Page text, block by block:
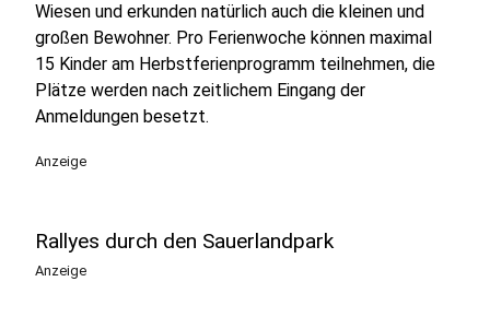
Wiesen und erkunden natürlich auch die kleinen und
großen Bewohner. Pro Ferienwoche können maximal
15 Kinder am Herbstferienprogramm teilnehmen, die
Plätze werden nach zeitlichem Eingang der
Anmeldungen besetzt.
Anzeige
Rallyes durch den Sauerlandpark
Anzeige